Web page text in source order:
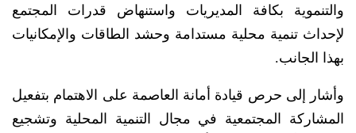
والتنموية بكافة المديريات واستنهاض قدرات المجتمع
لإحداث تنمية محلية مستدامة وحشد الطاقات والإمكانيات
بهذا الجانب.
وأشار إلى حرص قيادة أمانة العاصمة على الاهتمام بتفعيل
المشاركة المجتمعية في مجال التنمية المحلية وتشجيع